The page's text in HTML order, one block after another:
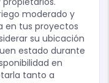
moderado y
en tus proyectos
su ubicación
estado durante
en
tanto a